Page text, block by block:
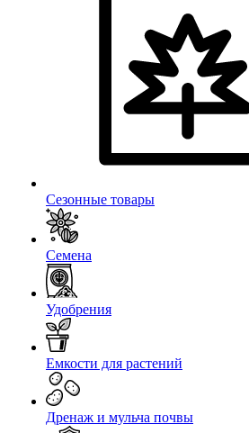
Сезонные товары
Семена
Удобрения
Емкости для растений
Дренаж и мульча почвы